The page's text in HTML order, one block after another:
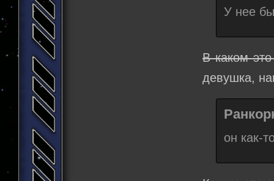
У нее
В каком
девушка,
он как-